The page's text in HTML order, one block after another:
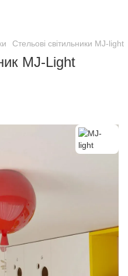
Стельові світильники MJ-light
MJ-Light